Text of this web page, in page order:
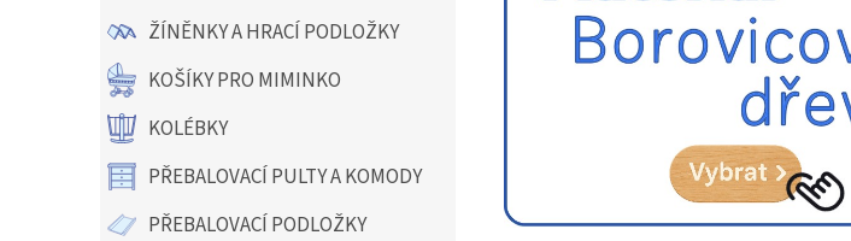
ŽÍNĚNKY A HRACÍ PODLOŽKY
KOŠÍKY PRO MIMINKO
KOLÉBKY
PŘEBALOVACÍ PULTY A KOMODY
PŘEBALOVACÍ PODLOŽKY